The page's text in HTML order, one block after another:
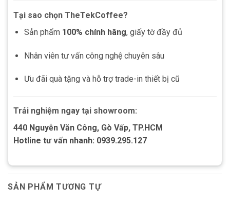
Tại sao chọn TheTekCoffee?
Sản phẩm 100% chính hãng, giấy tờ đầy đủ
Nhân viên tư vấn công nghệ chuyên sâu
Ưu đãi quà tặng và hỗ trợ trade-in thiết bị cũ
Trải nghiệm ngay tại showroom:
440 Nguyễn Văn Công, Gò Vấp, TP.HCM
Hotline tư vấn nhanh: 0939.295.127
SẢN PHẨM TƯƠNG TỰ